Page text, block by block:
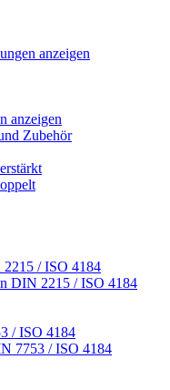
anzeigen
anzeigen
Zubehör
/ ISO 4184
DIN 2215 / ISO 4184
/ ISO 4184
7753 / ISO 4184